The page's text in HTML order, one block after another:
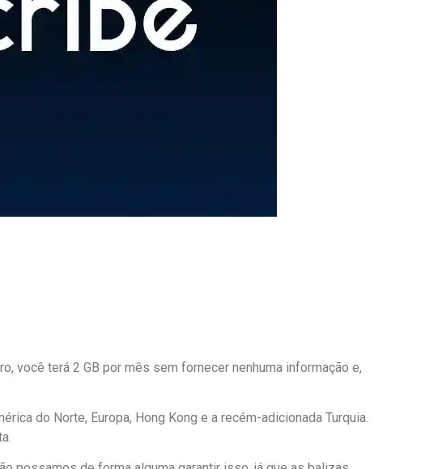
você terá 2 GB por mês sem fornecer nenhuma informação e,
do Norte, Europa, Hong Kong e a recém-adicionada Turquia.